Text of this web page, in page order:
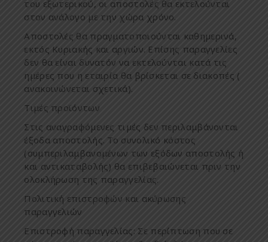
του εξωτερικού, οι αποστολές θα εκτελούνται
στον ανάλογο με την χώρα χρόνο.
Αποστολές θα πραγματοποιούνται καθημερινά ,
εκτός Κυριακής και αργιών. Επίσης παραγγελίες
δεν θα είναι δυνατόν να εκτελούνται κατά τις
ημέρες που η εταιρία θα βρίσκεται σε διακοπές (
ανακοινώνεται σχετικά).
Tιμές προϊόντων
Στις αναγραφόμενες τι μές δεν περιλαμβάνονται
έξοδα αποστολής. Το συνολικό κόστος
(συμπεριλαμ βανομένων των εξόδων αποστολής ή
και αντικαταβολής) θα επιβεβαιώνεται πριν την
ολοκλήρωση της παραγγελίας.
Πολιτική επιστροφών και ακύρωσης
παραγγελιών
Επιστροφή παραγγελίας: Σε περίπτωση που σε